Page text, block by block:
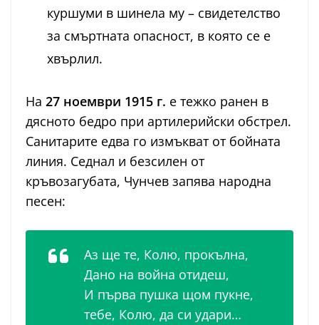
куршуми в шинела му – свидетелство
за смъртната опасност, в която се е
хвърлил.
На 27 ноември 1915 г. е тежко ранен в
дясното бедро при артилерийски обстрел.
Санитарите едва го измъкват от бойната
линия. Седнал и безсилен от
кръвозагубата, Чунчев запява народна
песен:
Аз ще те, Колю, прокълна,
Дано на война отидеш,
И първа пушка щом пукне,
тебе, Колю, да си удари…